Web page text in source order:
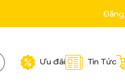
Ưu đãi Tin Tức